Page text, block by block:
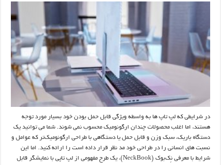
در شرایطی که لپ تاپ ها به واسطه ویژگی قابل حمل بودن خود بسیار مورد توجه
هستند، اما اغلب محصولات چندان ارگونومیک محسوب نمی شوند. شما می توانید یک
دستگاه باریک، سبک وزن و قابل حمل یا دستگاهی با طراحی ارگونومیک‌تر که عوامل و
نسبت های انسانی را در طراحی خود مد نظر قرار داده است را ارائه کنید. اما این
شرایط با معرفی نِک‌بوک (NeckBook)، یک طرح مفهومی از لپ تاپی با نمایشگر قابل